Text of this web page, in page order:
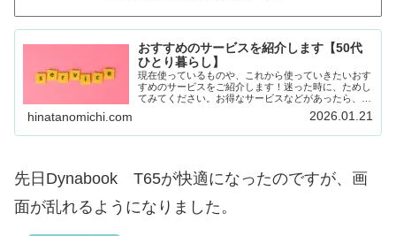
おすすめのサービスを紹介します【50代
ひとり暮らし】
現在使っているものや、これから使っていきたいおす
すめのサービスをご紹介します！迷った時に、ためし
てみてください。お得なサービスなどがあったら、随
時載せていきます！Amazon prime (アマゾンプラ
イム) 30日間の無料体験ができます。…
hinatanomichi.com 2026.01.21
先日Dynabook T65が快適になったのですが、画
面が乱れるようになりました。